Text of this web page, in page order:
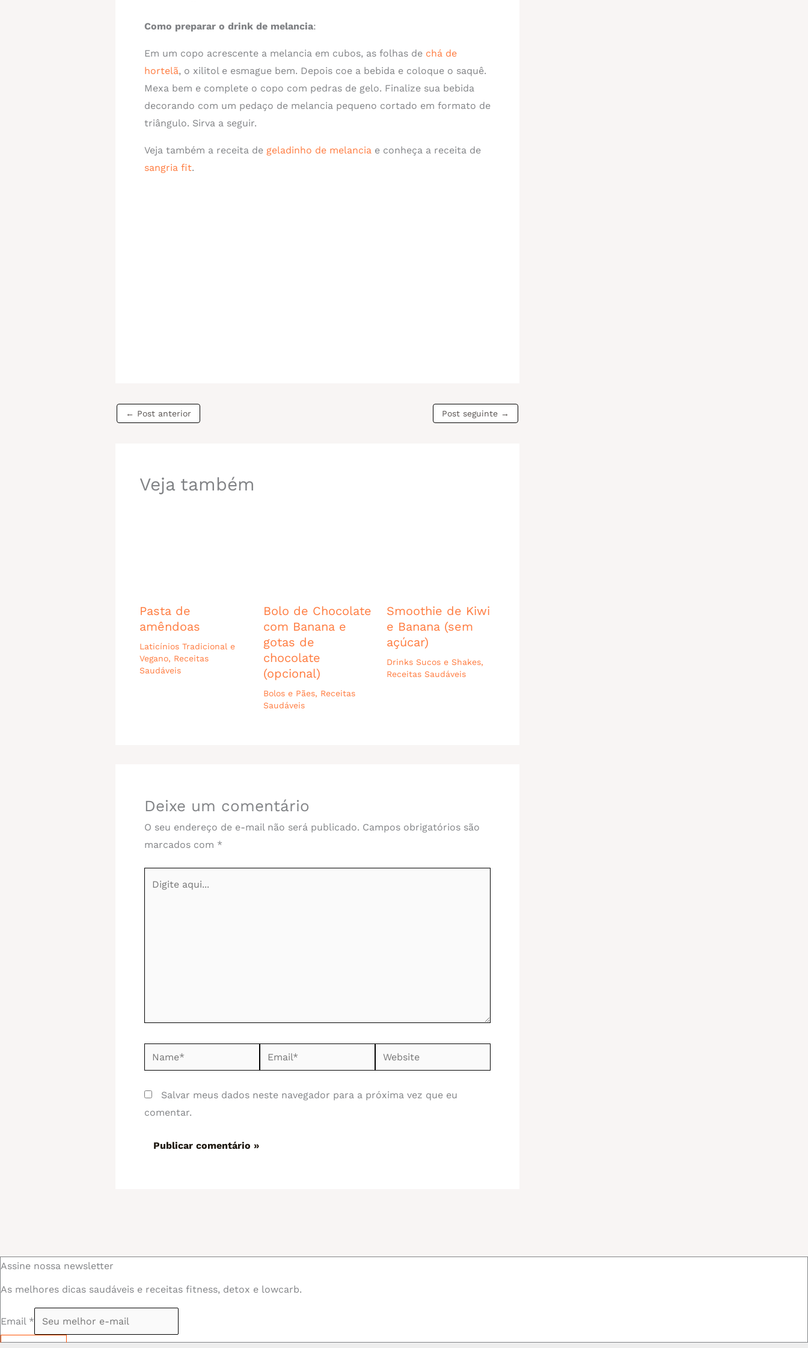
Como preparar o drink de melancia:
Em um copo acrescente a melancia em cubos, as folhas de chá de
hortelã, o xilitol e esmague bem. Depois coe a bebida e coloque o saquê.
Mexa bem e complete o copo com pedras de gelo. Finalize sua bebida
decorando com um pedaço de melancia pequeno cortado em formato de
triângulo. Sirva a seguir.
Veja também a receita de geladinho de melancia e conheça a receita de
sangria fit.
← Post anterior Post seguinte →
Veja também
Pasta de
amêndoas
Laticínios Tradicional e
Vegano, Receitas
Saudáveis
Bolo de Chocolate
com Banana e
gotas de
chocolate
(opcional)
Bolos e Pães, Receitas
Saudáveis
Smoothie de Kiwi
e Banana (sem
açúcar)
Drinks Sucos e Shakes,
Receitas Saudáveis
Deixe um comentário
O seu endereço de e-mail não será publicado. Campos obrigatórios são
marcados com *
aqui...
Name* Email* Website
Salvar meus dados neste navegador para a próxima vez que eu
comentar.
Assine nossa newsletter
As melhores dicas saudáveis e receitas fitness, detox e lowcarb.
Email *